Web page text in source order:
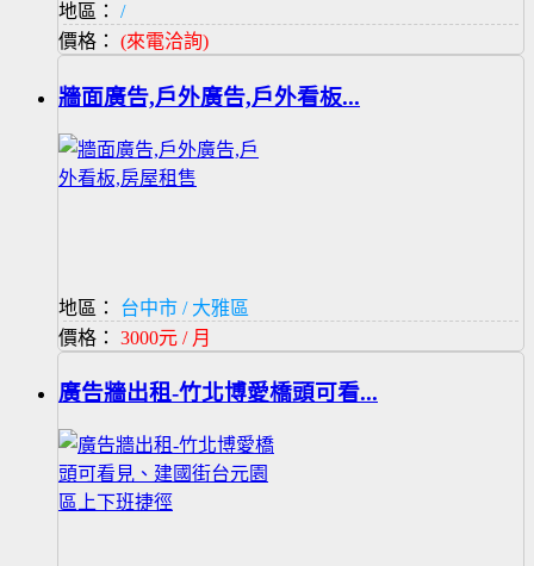
地區：
/
價格： (來電洽詢)
牆面廣告,戶外廣告,戶外看板...
地區：
台中市 / 大雅區
價格： 3000元 / 月
廣告牆出租-竹北博愛橋頭可看...